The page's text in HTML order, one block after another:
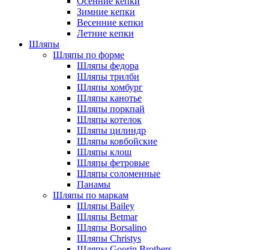
Зимние кепки
Весенние кепки
Летние кепки
Шляпы
Шляпы по форме
Шляпы федора
Шляпы трилби
Шляпы хомбург
Шляпы канотье
Шляпы поркпай
Шляпы котелок
Шляпы цилиндр
Шляпы ковбойские
Шляпы клош
Шляпы фетровые
Шляпы соломенные
Панамы
Шляпы по маркам
Шляпы Bailey
Шляпы Betmar
Шляпы Borsalino
Шляпы Christys